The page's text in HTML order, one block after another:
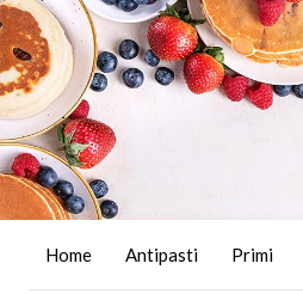
Home Antipasti Primi